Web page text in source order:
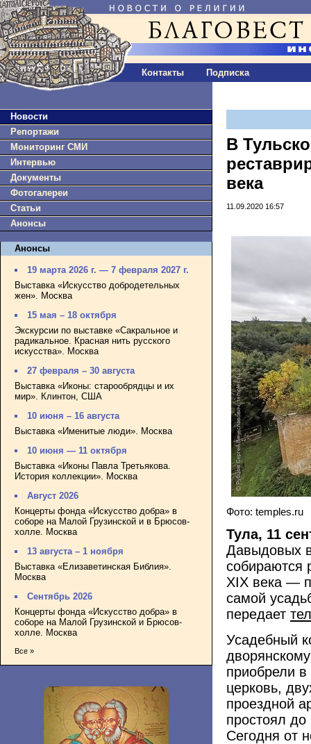
Контакты Подписка
Новости
Репортажи
Мониторинг СМИ
Интервью
Документы
Фотогалереи
Статьи
Анонсы
Анонсы
19 марта 2026 г. — 7 февраля 2027 г.
Выставка «Искусство добродетельных
жен». Москва
15 мая – 18 октября
Экскурсии по выставке «Сакральное и
радикальное. Красная нить русского
искусства». Москва
27 февраля – 30 августа
Выставка «Иконы: старообрядцы и их
мир». Клинтон, США
10 июня – 16 августа
Выставка «Именитые люди». Москва
10 июня — 11 октября
Выставка «Иконы Павла Третьякова.
История коллекции». Москва
Август 2026
Концерты фонда «Искусство добра» в
соборе на Малой Грузинской и в Брюсов-
холле. Москва
13 августа – 1 ноября
Выставка «Елизаветинская Библия».
Москва
Сентябрь 2026
Концерты фонда «Искусство добра» в
соборе на Малой Грузинской и Брюсов-
холле. Москва
Все »
В
века
11.09.2020 16:57
Фото: temples.ru
Тула, 11
Давыдовых
собираются
XIX века —
самой
передает
Усадебный
приобрели в
церковь,
проездной
простоял
Сегодня от